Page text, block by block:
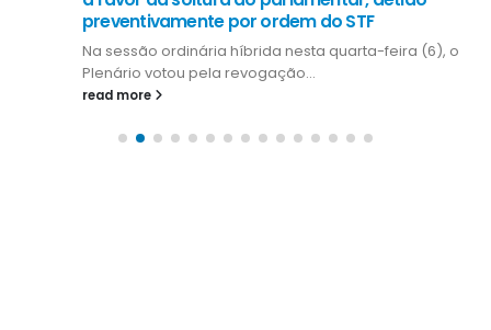
preventivamente por ordem do STF
Na sessão ordinária híbrida nesta quarta-feira (6), o
Plenário votou pela revogação...
read more